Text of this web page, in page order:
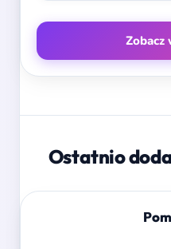
Zobacz
Ostatnio